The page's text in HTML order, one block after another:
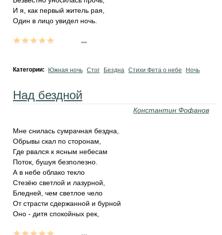
И я, как первый житель рая,
Один в лицо увидел ночь.
Категории: Южная ночь Стог Бездна Стихи Фета о небе Ночь
Над бездной
Константин Фофанов
Мне снилась сумрачная бездна,
Обрывы скал по сторонам,
Где рвался к ясным небесам
Поток, бушуя безполезно.
А в небе облако текло
Стезёю светлой и лазурной,
Бледней, чем светлое чело
От страсти сдержанной и бурной
Оно - дитя спокойных рек,